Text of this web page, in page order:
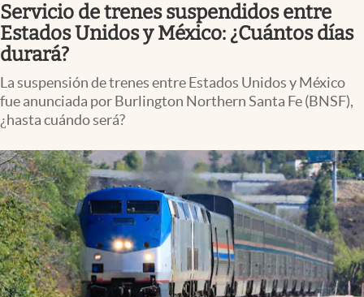
Espiritual
Streaming
PC y mobile
Lifestyle
USA
Servicio de trenes suspendidos entre
Estados Unidos y México: ¿Cuántos días
durará?
La suspensión de trenes entre Estados Unidos y México
fue anunciada por Burlington Northern Santa Fe (BNSF),
¿hasta cuándo será?